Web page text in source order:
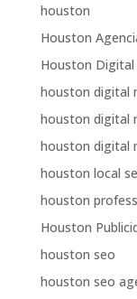
houston
Houston
Houston
houston digital
houston digital
houston digital
houston local
houston
Houston
houston seo
houston seo